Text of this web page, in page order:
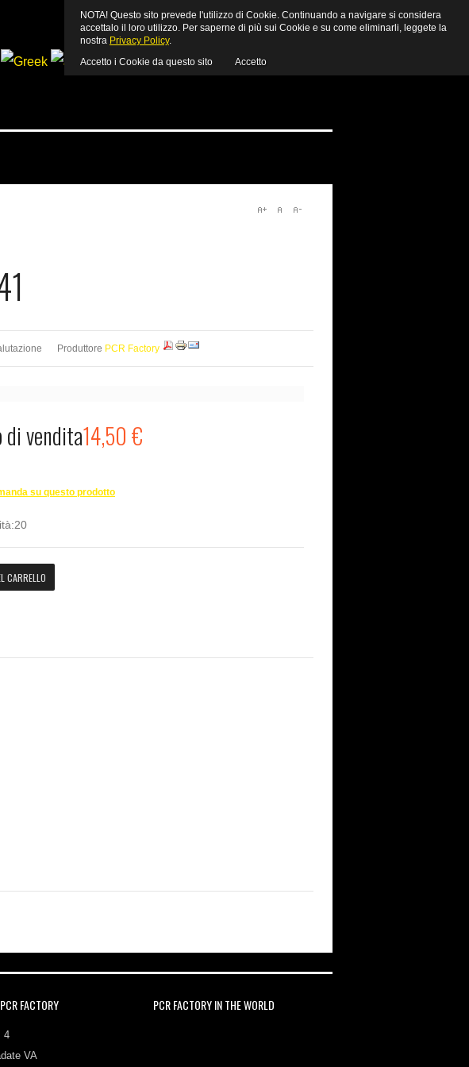
MY CART
Produttore PCR Factory
di vendita14,50 €
su questo prodotto
20
FACTORY
4
VA
PCR FACTORY IN THE WORLD
NOTA! Questo sito prevede l'utilizzo di Cookie. Continuando a navigare si considera
accettalo il loro utilizzo. Per saperne di più sui Cookie e su come eliminarli, leggete la
nostra Privacy Policy.
Accetto i Cookie da questo sito
Accetto